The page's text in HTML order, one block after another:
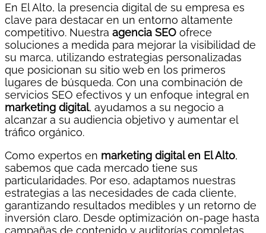
En El Alto, la presencia digital de su empresa es
clave para destacar en un entorno altamente
competitivo. Nuestra agencia SEO ofrece
soluciones a medida para mejorar la visibilidad de
su marca, utilizando estrategias personalizadas
que posicionan su sitio web en los primeros
lugares de búsqueda. Con una combinación de
servicios SEO efectivos y un enfoque integral en
marketing digital, ayudamos a su negocio a
alcanzar a su audiencia objetivo y aumentar el
tráfico orgánico.
Como expertos en marketing digital en El Alto,
sabemos que cada mercado tiene sus
particularidades. Por eso, adaptamos nuestras
estrategias a las necesidades de cada cliente,
garantizando resultados medibles y un retorno de
inversión claro. Desde optimización on-page hasta
campañas de contenido y auditorías completas,